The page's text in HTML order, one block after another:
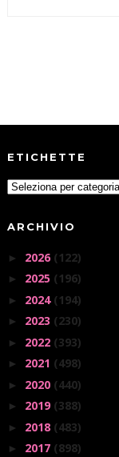
ETICHETTE
ARCHIVIO
► 2026 (122)
► 2025 (196)
► 2024 (194)
► 2023 (230)
► 2022 (393)
► 2021 (498)
► 2020 (440)
► 2019 (388)
► 2018 (483)
► 2017 (898)